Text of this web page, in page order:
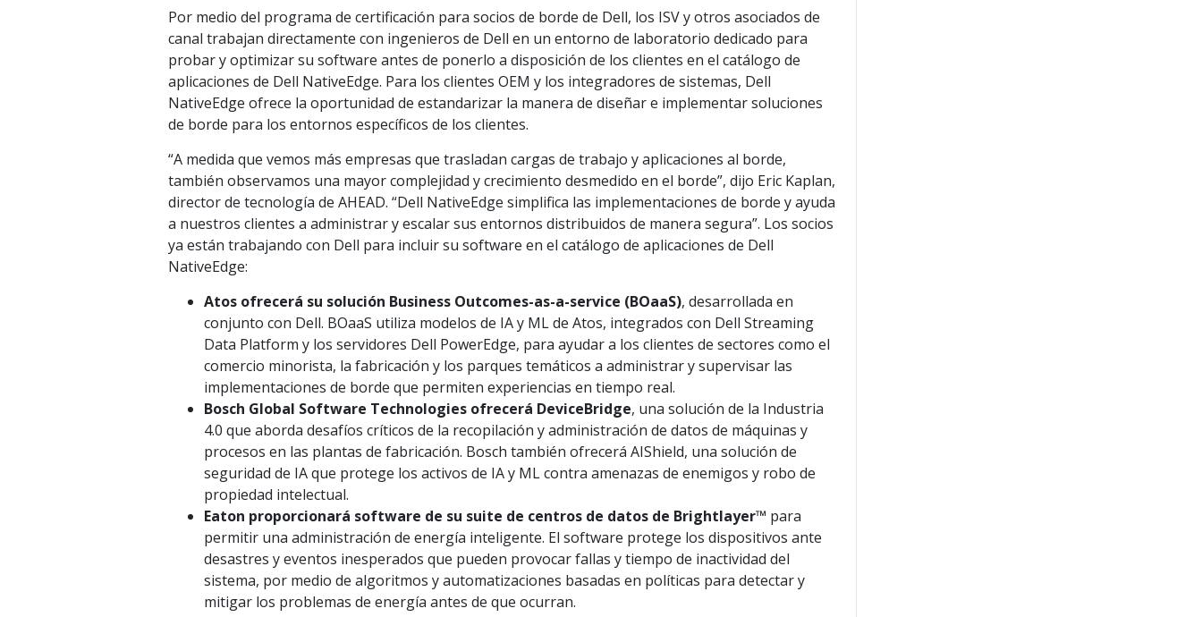
Por medio del programa de certificación para socios de borde de Dell, los ISV y otros asociados de
canal trabajan directamente con ingenieros de Dell en un entorno de laboratorio dedicado para
probar y optimizar su software antes de ponerlo a disposición de los clientes en el catálogo de
aplicaciones de Dell NativeEdge. Para los clientes OEM y los integradores de sistemas, Dell
NativeEdge ofrece la oportunidad de estandarizar la manera de diseñar e implementar soluciones
de borde para los entornos específicos de los clientes.
“A medida que vemos más empresas que trasladan cargas de trabajo y aplicaciones al borde,
también observamos una mayor complejidad y crecimiento desmedido en el borde”, dijo Eric Kaplan,
director de tecnología de AHEAD. “Dell NativeEdge simplifica las implementaciones de borde y ayuda
a nuestros clientes a administrar y escalar sus entornos distribuidos de manera segura”. Los socios
ya están trabajando con Dell para incluir su software en el catálogo de aplicaciones de Dell
NativeEdge:
Atos ofrecerá su solución Business Outcomes-as-a-service (BOaaS), desarrollada en
conjunto con Dell. BOaaS utiliza modelos de IA y ML de Atos, integrados con Dell Streaming
Data Platform y los servidores Dell PowerEdge, para ayudar a los clientes de sectores como el
comercio minorista, la fabricación y los parques temáticos a administrar y supervisar las
implementaciones de borde que permiten experiencias en tiempo real.
Bosch Global Software Technologies ofrecerá DeviceBridge, una solución de la Industria
4.0 que aborda desafíos críticos de la recopilación y administración de datos de máquinas y
procesos en las plantas de fabricación. Bosch también ofrecerá AIShield, una solución de
seguridad de IA que protege los activos de IA y ML contra amenazas de enemigos y robo de
propiedad intelectual.
Eaton proporcionará software de su suite de centros de datos de Brightlayer™ para
permitir una administración de energía inteligente. El software protege los dispositivos ante
desastres y eventos inesperados que pueden provocar fallas y tiempo de inactividad del
sistema, por medio de algoritmos y automatizaciones basadas en políticas para detectar y
mitigar los problemas de energía antes de que ocurran.